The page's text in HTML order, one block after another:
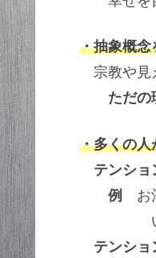
・抽象概念
宗教や見
ただの
・多くの人
テンショ
例 お
いち
テンショ